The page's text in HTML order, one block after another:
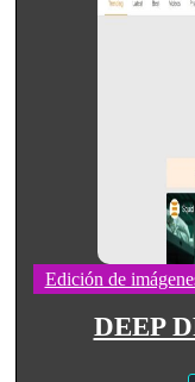
Edición de
DEEP